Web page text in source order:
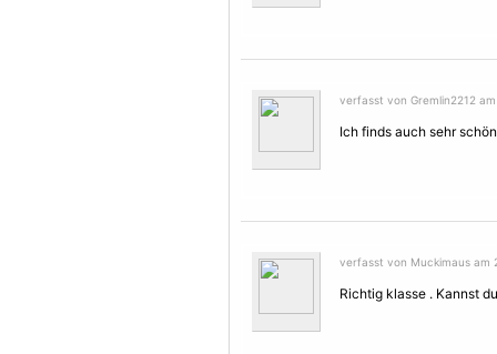
verfasst von Gremlin2212
Ich finds auch sehr
verfasst von Muckimaus am
Richtig klasse . Kannst